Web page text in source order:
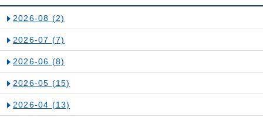
2026-08 (2)
2026-07 (7)
2026-06 (8)
2026-05 (15)
2026-04 (13)